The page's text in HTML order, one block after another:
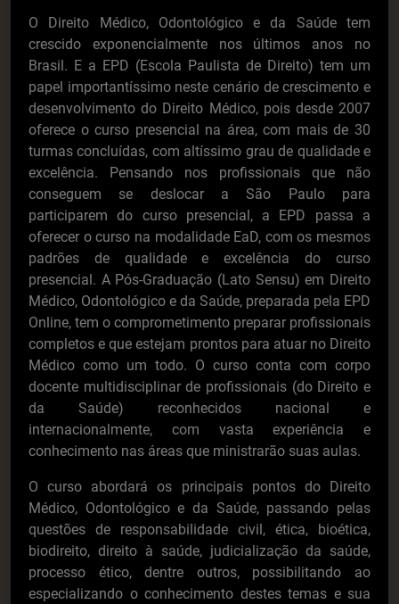
O Direito Médico, Odontológico e da Saúde tem
crescido exponencialmente nos últimos anos no
Brasil. E a EPD (Escola Paulista de Direito) tem um
papel importantíssimo neste cenário de crescimento e
desenvolvimento do Direito Médico, pois desde 2007
oferece o curso presencial na área, com mais de 30
turmas concluídas, com altíssimo grau de qualidade e
excelência. Pensando nos profissionais que não
conseguem se deslocar a São Paulo para
participarem do curso presencial, a EPD passa a
oferecer o curso na modalidade EaD, com os mesmos
padrões de qualidade e excelência do curso
presencial. A Pós-Graduação (Lato Sensu) em Direito
Médico, Odontológico e da Saúde, preparada pela EPD
Online, tem o comprometimento preparar profissionais
completos e que estejam prontos para atuar no Direito
Médico como um todo. O curso conta com corpo
docente multidisciplinar de profissionais (do Direito e
da Saúde) reconhecidos nacional e
internacionalmente, com vasta experiência e
conhecimento nas áreas que ministrarão suas aulas.
O curso abordará os principais pontos do Direito
Médico, Odontológico e da Saúde, passando pelas
questões de responsabilidade civil, ética, bioética,
biodireito, direito à saúde, judicialização da saúde,
processo ético, dentre outros, possibilitando ao
especializando o conhecimento destes temas e sua